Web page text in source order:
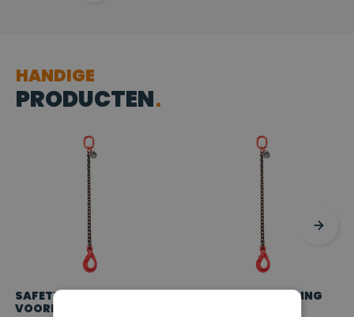
HANDIGE
PRODUCTEN
SAFETYLOAD KETTING
VOORLOPER MET
SAFETYLOAD KETTING